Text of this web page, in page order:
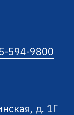
594-9800
д. 1Г